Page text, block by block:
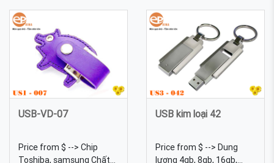
USB-VD-07
Price from $ --> Chip
Toshiba, samsung Chất
USB kim loại 42
Price from $ --> Dung
lượng 4gb, 8gb, 16gb,